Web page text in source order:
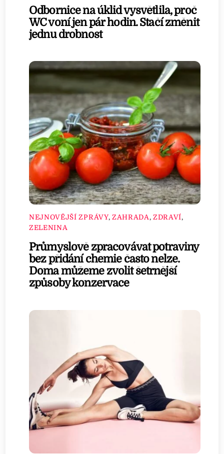
Odbornice na úklid vysvětlila, proč
WC voní jen pár hodin. Stačí změnit
jednu drobnost
NEJNOVĚJŠÍ ZPRÁVY, ZAHRADA , ZDRAVÍ,
ZELENINA
Průmyslově zpracovávat potraviny
bez přidání chemie často nelze.
Doma můžeme zvolit šetrnější
způsoby konzervace